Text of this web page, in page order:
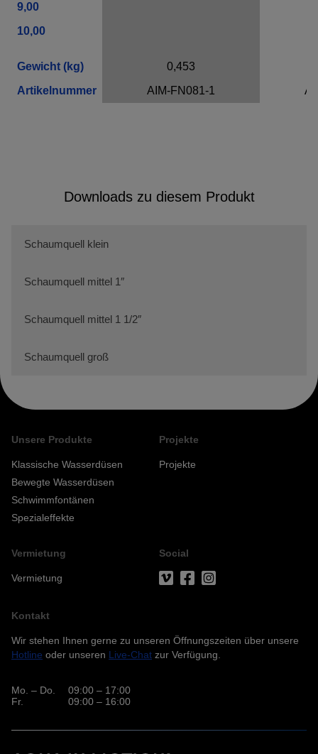
9,00
10,00
Gewicht (kg)
0,453
Artikelnummer
AIM-FN081-1
Downloads zu diesem Produkt
Schaumquell klein
Schaumquell mittel 1″
Schaumquell mittel 1 1/2″
Schaumquell groß
Unsere Produkte
Klassische Wasserdüsen
Bewegte Wasserdüsen
Schwimmfontänen
Spezialeffekte
Projekte
Projekte
Vermietung
Vermietung
Social
Kontakt
Wir stehen Ihnen gerne zu unseren Öffnungszeiten über unsere
Hotline oder unseren Live-Chat zur Verfügung.
Mo. – Do.
09:00 – 17:00
Fr.
09:00 – 16:00